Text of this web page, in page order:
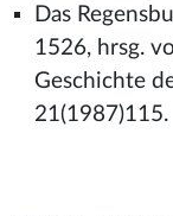
Das
1526, hrsg.
Geschichte
21(1987)115.